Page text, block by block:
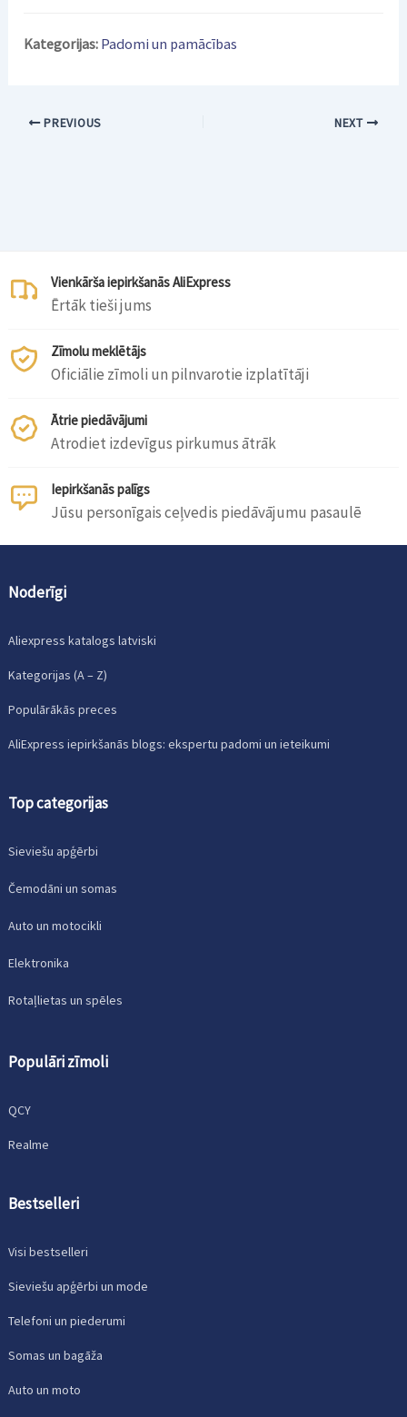
Kategorijas: Padomi un pamācības
PREVIOUS NEXT
Vienkārša iepirkšanās AliExpress
Ērtāk tieši jums
Zīmolu meklētājs
Oficiālie zīmoli un pilnvarotie izplatītāji
Ātrie piedāvājumi
Atrodiet izdevīgus pirkumus ātrāk
Iepirkšanās palīgs
Jūsu personīgais ceļvedis piedāvājumu pasaulē
Noderīgi
Aliexpress katalogs latviski
Kategorijas (A – Z)
Populārākās preces
AliExpress iepirkšanās blogs: ekspertu padomi un ieteikumi
Top categorijas
Sieviešu apģērbi
Čemodāni un somas
Auto un motocikli
Elektronika
Rotaļlietas un spēles
Populāri zīmoli
QCY
Realme
Bestselleri
Visi bestselleri
Sieviešu apģērbi un mode
Telefoni un piederumi
Somas un bagāža
Auto un moto